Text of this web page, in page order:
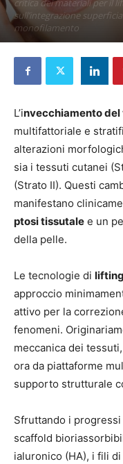
critica dei materiali per il
sull’integrazione
monofilamento
L’invecchiamento del
multifattoriale e
alterazioni
sia i tessuti cutanei
(Strato II). Questi
manifestano
ptosi tissutale e un
della pelle.
Le tecnologie di
approccio
attivo per la
fenomeni.
meccanica dei
ora da piattaforme
supporto strutturale
Sfruttando i
scaffold
ialuronico (HA), i fili